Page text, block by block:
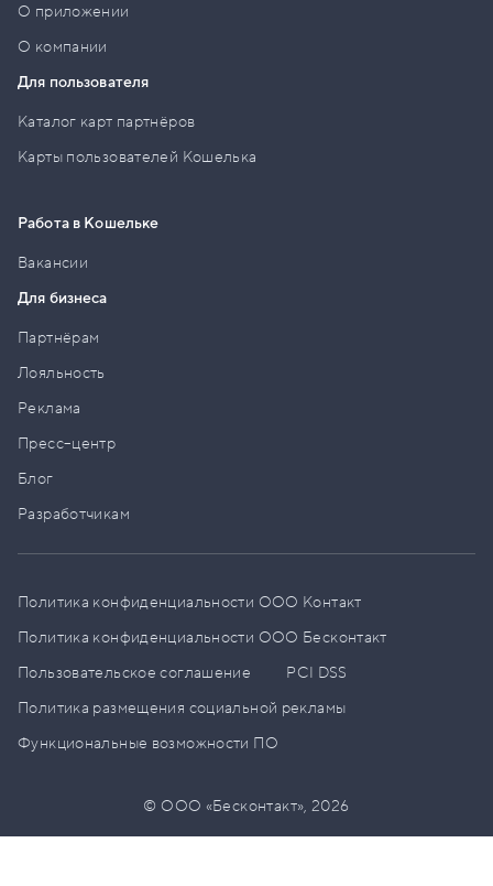
О приложении
О компании
Для пользователя
Каталог карт партнёров
Карты пользователей Кошелька
Работа в Кошельке
Вакансии
Для бизнеса
Партнёрам
Лояльность
Реклама
Пресс–центр
Блог
Разработчикам
Политика конфиденциальности ООО Контакт
Политика конфиденциальности ООО Бесконтакт
Пользовательское соглашение
PCI DSS
Политика размещения социальной рекламы
Функциональные возможности ПО
© ООО «Бесконтакт»,2026